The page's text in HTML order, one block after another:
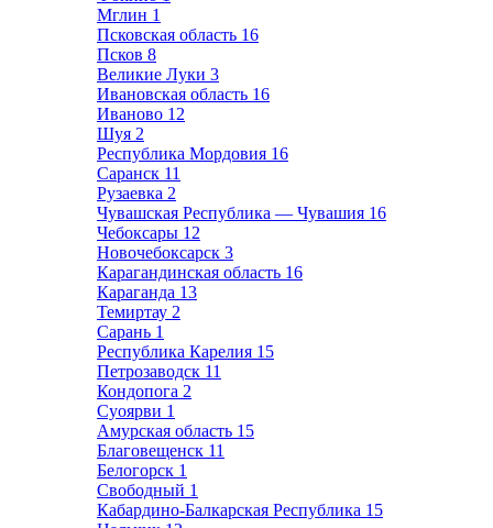
Мглин 1
Псковская область 16
Псков 8
Великие Луки 3
Ивановская область 16
Иваново 12
Шуя 2
Республика Мордовия 16
Саранск 11
Рузаевка 2
Чувашская Республика — Чувашия 16
Чебоксары 12
Новочебоксарск 3
Карагандинская область 16
Караганда 13
Темиртау 2
Сарань 1
Республика Карелия 15
Петрозаводск 11
Кондопога 2
Суоярви 1
Амурская область 15
Благовещенск 11
Белогорск 1
Свободный 1
Кабардино-Балкарская Республика 15